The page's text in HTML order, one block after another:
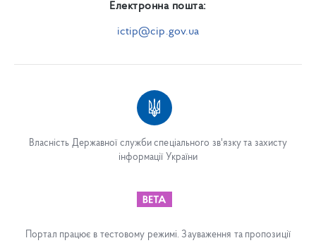
Електронна пошта:
ictip@cip.gov.ua
Власність Державної служби спеціального зв'язку та захисту
інформації України
Портал працює в тестовому режимі. Зауваження та пропозиції